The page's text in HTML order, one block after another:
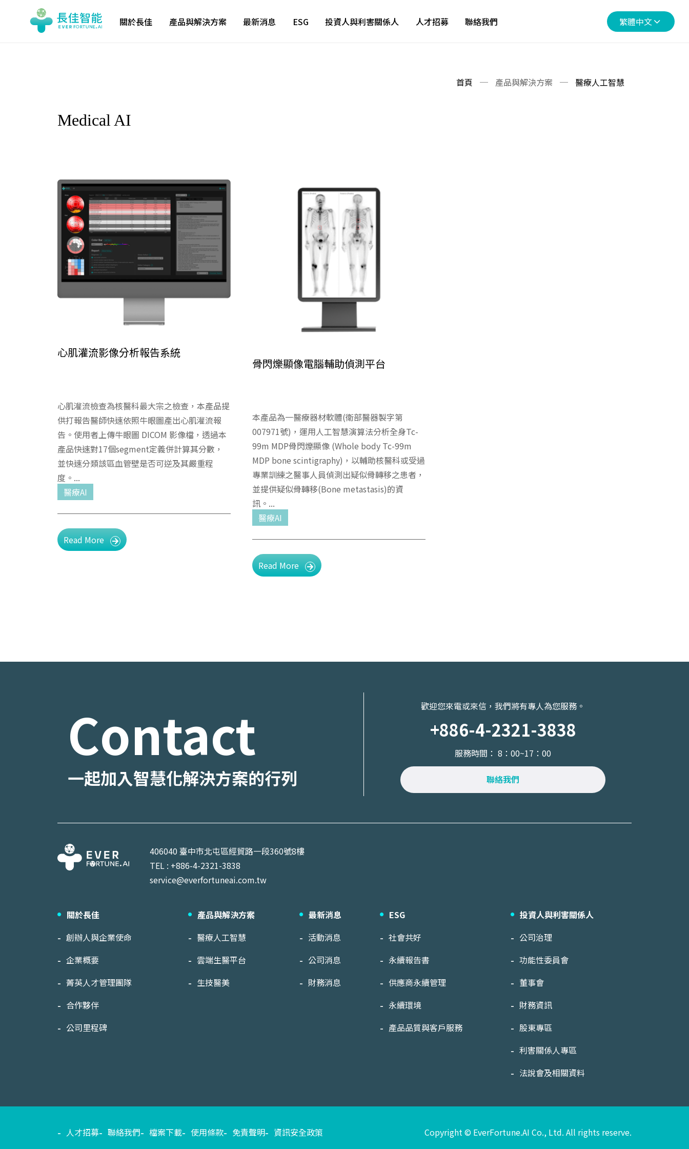
關於長佳 產品與解決方案 最新消息 ESG 投資人與利害關係人 人才招募 聯絡我們 繁體中文
首頁 產品與解決方案 醫療人工智慧
Medical AI
心肌灌流影像分析報告系統
心肌灌流檢查為核醫科最大宗之檢查，本產品提
供打報告醫師快速依照牛眼圖產出心肌灌流報
告。使用者上傳牛眼圖 DICOM 影像檔，透過本
產品快速對17個segment定義併計算其分數，
並快速分類該區血管壁是否可逆及其嚴重程
度。
醫療AI
Read More
骨閃爍顯像電腦輔助偵測平台
本產品為一醫療器材軟體(衛部醫器製字第
007971號)，運用人工智慧演算法分析全身Tc-
99m MDP骨閃爍顯像 (Whole body Tc-99m
MDP bone scintigraphy)，以輔助核醫科或受過
專業訓練之醫事人員偵測出疑似骨轉移之患者，
並提供疑似骨轉移(Bone metastasis)的資
訊。
醫療AI
Read More
Contact
一起加入智慧化解決方案的行列
歡迎您來電或來信，我們將有專人為您服務。
+886-4-2321-3838
服務時間： 8：00~17：00
聯絡我們
406040 臺中市北屯區經貿路一段360號8樓
TEL : +886-4-2321-3838
service@everfortuneai.com.tw
關於長佳
創辦人與企業使命
企業概要
菁英人才管理團隊
合作夥伴
公司里程碑
產品與解決方案
醫療人工智慧
雲端生醫平台
生技醫美
最新消息
活動消息
公司消息
財務消息
ESG
社會共好
永續報告書
供應商永續管理
永續環境
產品品質與客戶服務
投資人與利害關係人
公司治理
功能性委員會
董事會
財務資訊
股東專區
利害關係人專區
法說會及相關資料
人才招募 聯絡我們 檔案下載 使用條款 免責聲明 資訊安全政策 Copyright © EverFortune.AI Co., Ltd. All rights reserve.